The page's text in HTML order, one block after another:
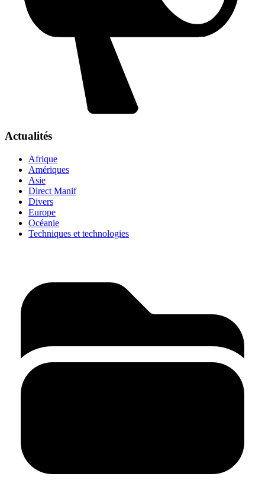
Actualités
Afrique
Amériques
Asie
Direct Manif
Divers
Europe
Océanie
Techniques et technologies